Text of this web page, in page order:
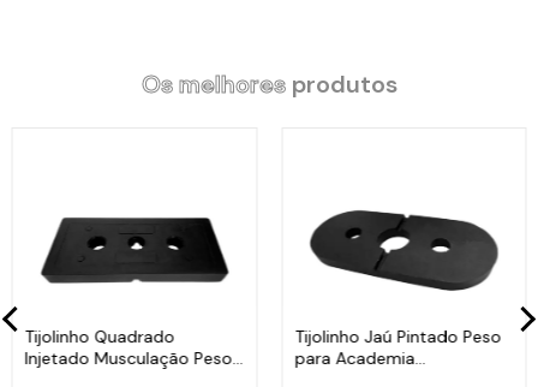
Os melhoresprodutos
Tijolinho Quadrado
Injetado Musculação Peso
Tijolinho Jaú Pintado Peso
para Academia